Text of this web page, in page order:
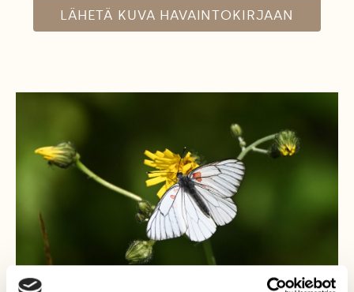
LÄHETÄ KUVA HAVAINTOKIRJAAN